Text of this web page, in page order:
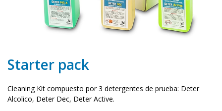
Starter pack
Cleaning Kit compuesto por 3 detergentes de prueba: Deter
Alcolico, Deter Dec, Deter Active.